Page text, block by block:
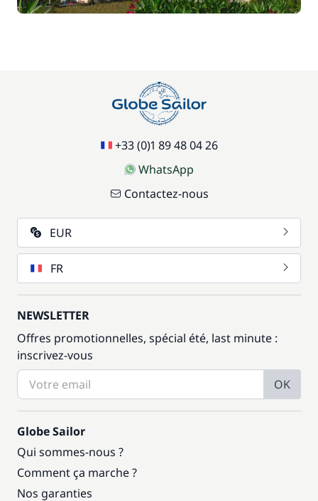
+33 (0)1 89 48 04 26
WhatsApp
Contactez-nous
EUR
FR
NEWSLETTER
Offres promotionnelles, spécial été, last minute :
inscrivez-vous
OK
Globe Sailor
Qui sommes-nous ?
Comment ça marche ?
Nos garanties